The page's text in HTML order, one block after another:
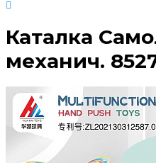
Каталка
механич.